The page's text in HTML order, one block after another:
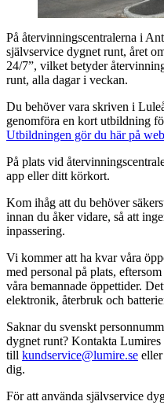
På återvinningscentralerna i
självservice dygnet runt, året
24/7”, vilket betyder
runt, alla dagar i veckan.
Du behöver vara skriven i
genomföra en kort utbildning
Utbildningen gör du här på
På plats vid
app eller ditt körkort.
Kom ihåg att du behöver
innan du åker vidare, så att
inpassering.
Vi kommer att ha kvar våra
med personal på plats,
våra bemannade öppettider.
elektronik, återbruk och
Saknar du svenskt
dygnet runt? Kontakta
till kundservice@lumire.se
dig.
För att använda självservice